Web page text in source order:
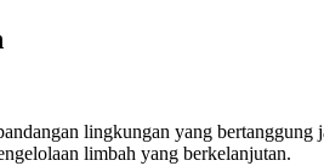
lingkungan yang
limbah yang berkelanjutan.